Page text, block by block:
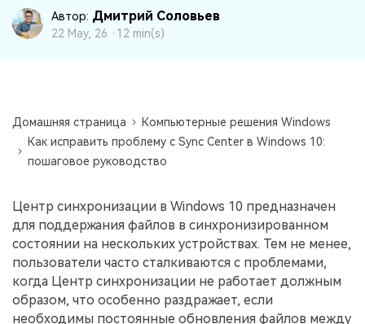
Информационный центр
Автор: Дмитрий Соловьев
22 May, 26 · 12 min(s)
Домашняя страница
Компьютерные решения Windows
Как исправить проблему с Sync Center в Windows 10:
пошаговое руководство
Центр синхронизации в Windows 10 предназначен
для поддержания файлов в синхронизированном
состоянии на нескольких устройствах. Тем не менее,
пользователи часто сталкиваются с проблемами,
когда Центр синхронизации не работает должным
образом, что особенно раздражает, если
необходимы постоянные обновления файлов между